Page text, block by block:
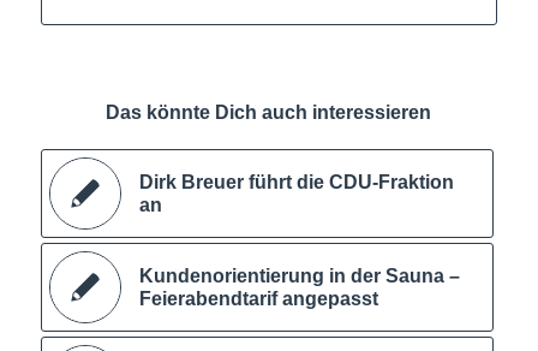
Das könnte Dich auch interessieren
Dirk Breuer führt die CDU-Fraktion
an
Kundenorientierung in der Sauna –
Feierabendtarif angepasst